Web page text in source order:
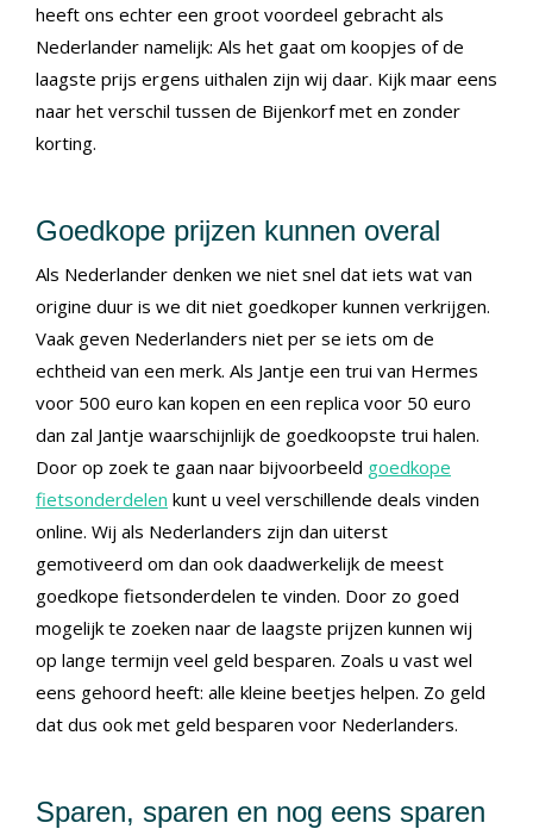
heeft ons echter een groot voordeel gebracht als
Nederlander namelijk: Als het gaat om koopjes of de
laagste prijs ergens uithalen zijn wij daar. Kijk maar eens
naar het verschil tussen de Bijenkorf met en zonder
korting.
Goedkope prijzen kunnen overal
Als Nederlander denken we niet snel dat iets wat van
origine duur is we dit niet goedkoper kunnen verkrijgen.
Vaak geven Nederlanders niet per se iets om de
echtheid van een merk. Als Jantje een trui van Hermes
voor 500 euro kan kopen en een replica voor 50 euro
dan zal Jantje waarschijnlijk de goedkoopste trui halen.
Door op zoek te gaan naar bijvoorbeeld goedkope
fietsonderdelen kunt u veel verschillende deals vinden
online. Wij als Nederlanders zijn dan uiterst
gemotiveerd om dan ook daadwerkelijk de meest
goedkope fietsonderdelen te vinden. Door zo goed
mogelijk te zoeken naar de laagste prijzen kunnen wij
op lange termijn veel geld besparen. Zoals u vast wel
eens gehoord heeft: alle kleine beetjes helpen. Zo geld
dat dus ook met geld besparen voor Nederlanders.
Sparen, sparen en nog eens sparen